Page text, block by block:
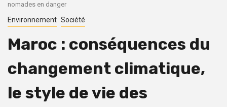
nomades en danger
Environnement Société
Maroc : conséquences du
changement climatique,
le style de vie des